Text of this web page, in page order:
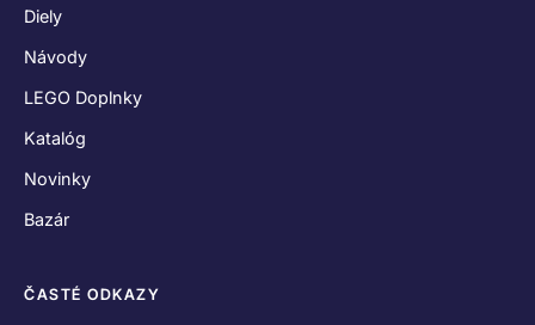
Diely
Návody
LEGO Doplnky
Katalóg
Novinky
Bazár
ČASTÉ ODKAZY